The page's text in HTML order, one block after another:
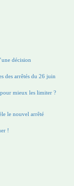
décision
des arrêtés du 26 juin
mieux les limiter ?
le nouvel arrêté
!